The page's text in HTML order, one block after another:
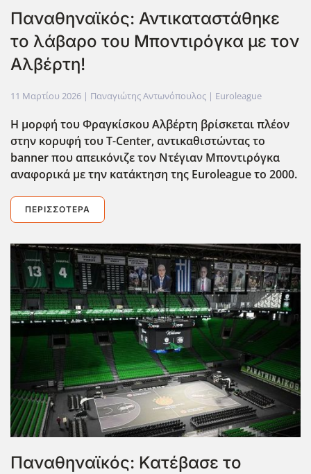
Παναθηναϊκός: Αντικαταστάθηκε
το λάβαρο του Μποντιρόγκα με τον
Αλβέρτη!
11 Μαρτίου 2026 | Παναγιώτης Αντωνόπουλος | Euroleague
Η μορφή του Φραγκίσκου Αλβέρτη βρίσκεται πλέον
στην κορυφή του T-Center, αντικαθιστώντας το
banner που απεικόνιζε τον Ντέγιαν Μποντιρόγκα
αναφορικά με την κατάκτηση της Euroleague το 2000.
ΠΕΡΙΣΣΌΤΕΡΑ
Παναθηναϊκός: Κατέβασε το